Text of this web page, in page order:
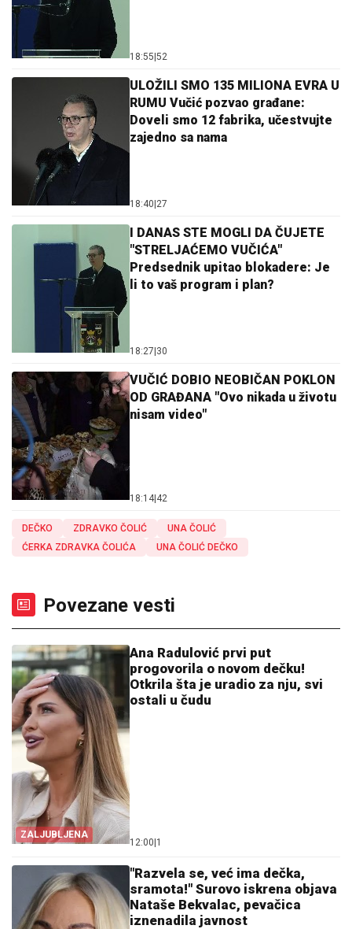
18:55|52
ULOŽILI SMO 135 MILIONA EVRA U
RUMU Vučić pozvao građane:
Doveli smo 12 fabrika, učestvujte
zajedno sa nama
18:40|27
I DANAS STE MOGLI DA ČUJETE
"STRELJAĆEMO VUČIĆA"
Predsednik upitao blokadere: Je
li to vaš program i plan?
18:27|30
VUČIĆ DOBIO NEOBIČAN POKLON
OD GRAĐANA "Ovo nikada u životu
nisam video"
18:14|42
DEČKO ZDRAVKO ČOLIĆ
UNA ČOLIĆ
ĆERKA ZDRAVKA ČOLIĆA
UNA ČOLIĆ DEČKO
Povezane vesti
ZALJUBLJENA
Ana Radulović prvi put
progovorila o novom dečku!
Otkrila šta je uradio za nju, svi
ostali u čudu
12:00|1
"Razvela se, već ima dečka,
sramota!" Surovo iskrena objava
Nataše Bekvalac, pevačica
iznenadila javnost